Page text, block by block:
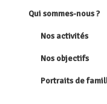
Qui sommes-nous ?
Nos activités
Nos objectifs
Portraits de